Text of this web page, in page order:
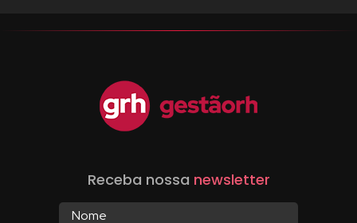
Receba nossa newsletter